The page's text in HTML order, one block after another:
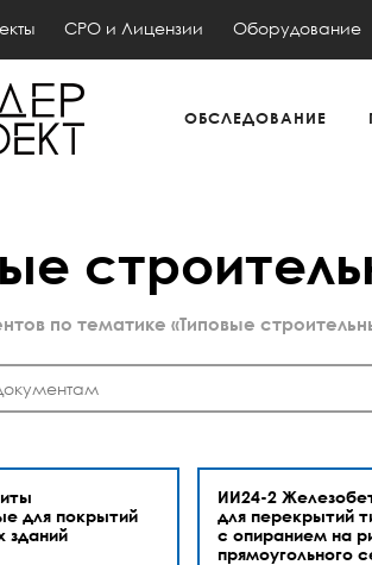
СРО и Лицензии Оборудование
ОБСЛЕДОВАНИЕ
по тематике «Типовые
для покрытий
зданий
ИИ24-2
для перекрытий
с опиранием на
прямоугольного